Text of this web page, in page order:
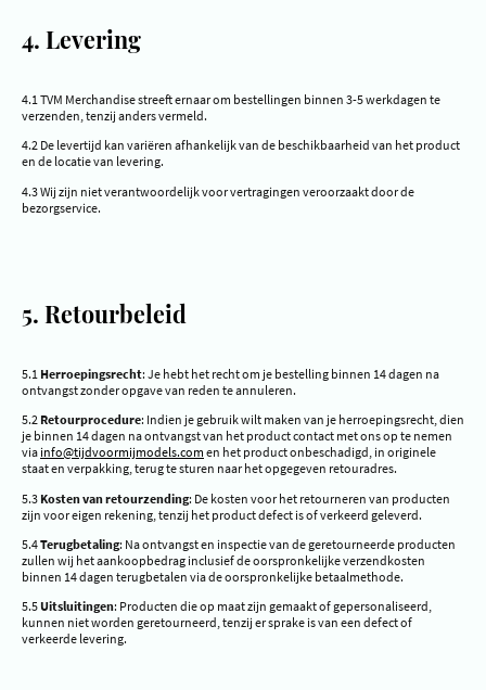
4. Levering
4.1 TVM Merchandise streeft ernaar om bestellingen binnen 3-5 werkdagen te
verzenden, tenzij anders vermeld.
4.2 De levertijd kan variëren afhankelijk van de beschikbaarheid van het product
en de locatie van levering.
4.3 Wij zijn niet verantwoordelijk voor vertragingen veroorzaakt door de
bezorgservice.
5. Retourbeleid
5.1 Herroepingsrecht: Je hebt het recht om je bestelling binnen 14 dagen na
ontvangst zonder opgave van reden te annuleren.
5.2 Retourprocedure: Indien je gebruik wilt maken van je herroepingsrecht, dien
je binnen 14 dagen na ontvangst van het product contact met ons op te nemen
via info@tijdvoormijmodels.com en het product onbeschadigd, in originele
staat en verpakking, terug te sturen naar het opgegeven retouradres.
5.3 Kosten van retourzending: De kosten voor het retourneren van producten
zijn voor eigen rekening, tenzij het product defect is of verkeerd geleverd.
5.4Terugbetaling: Na ontvangst en inspectie van de geretourneerde producten
zullen wij het aankoopbedrag inclusief de oorspronkelijke verzendkosten
binnen 14 dagen terugbetalen via de oorspronkelijke betaalmethode.
5.5Uitsluitingen: Producten die op maat zijn gemaakt of gepersonaliseerd,
kunnen niet worden geretourneerd, tenzij er sprake is van een defect of
verkeerde levering.